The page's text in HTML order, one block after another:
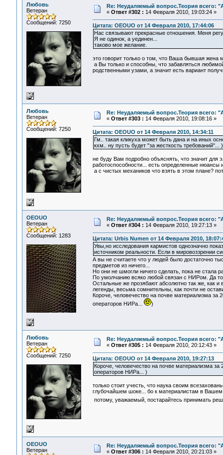
Любовь
Ветеран
Сообщений: 7250
Re: Неудаляемый вопрос.Теория всего:
« Ответ #302 : 14 Февраля 2010, 19:03:24 »
Цитата: OEOUO от 14 Февраля 2010, 17:44:06
Нас связывают прекрасные отношения. Меня
Я не одинок, а уединен...
таково мое желание.
это говорит только о том, что Ваша бывшая жена
а Вы только и способны, что забавляться
родственными узами, а значит есть вариант
Любовь
Ветеран
Сообщений: 7250
Re: Неудаляемый вопрос.Теория всего:
« Ответ #303 : 14 Февраля 2010, 19:08:16 »
Цитата: OEOUO от 14 Февраля 2010, 14:34:11
Гм.. такая кликуха может быть дана и на иных
кхм.. ну пусть будет "за жесткость требований"...
не буду Вам подробно объяснять, что значит для
работоспособности... есть определенные
а с чистых механиков что взять в этом плане?
OEOUO
Ветеран
Сообщений: 1283
Re: Неудаляемый вопрос.Теория всего:
« Ответ #304 : 14 Февраля 2010, 19:27:13 »
Цитата: Urbis Numen от 14 Февраля 2010,
Увы,но исследования кармистов однозначно
источником реальности. Если в мировоззрении
А вы не считаете что у людей было достаточно
предметов из ничего...
Но они не шмогли ничего сделать, пока не стала
По умолчанию всяко любой связан с НИРом. Да
Остальные же прозябают абсолютно так же, как
легенды, весьма сомнительны, как почти не
Короче, человечество на почве материализма за
операторов НИРа...
)
Любовь
Ветеран
Сообщений: 7250
Re: Неудаляемый вопрос.Теория всего:
« Ответ #305 : 14 Февраля 2010, 20:12:43 »
Цитата: OEOUO от 14 Февраля 2010, 19:27:13
Короче, человечество на почве материализма
операторов НИРа... )
только стоит учесть, что наука своим
глубочайшем шоке... бо к материалистам в Вашем
потому, уважаемый, постарайтесь принимать
OEOUO
Ветеран
Re: Неудаляемый вопрос.Теория всего:
« Ответ #306 : 14 Февраля 2010, 20:21:03 »